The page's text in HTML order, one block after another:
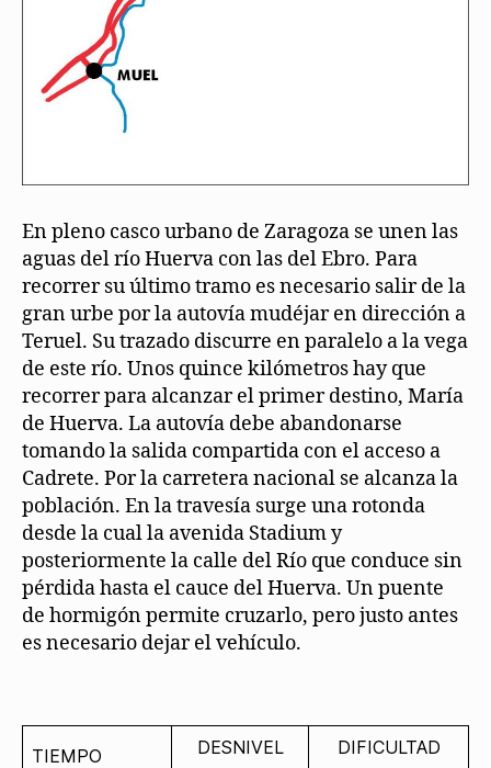
En pleno casco urbano de Zaragoza se unen las
aguas del río Huerva con las del Ebro. Para
recorrer su último tramo es necesario salir de la
gran urbe por la autovía mudéjar en dirección a
Teruel. Su trazado discurre en paralelo a la vega
de este río. Unos quince kilómetros hay que
recorrer para alcanzar el primer destino, María
de Huerva. La autovía debe abandonarse
tomando la salida compartida con el acceso a
Cadrete. Por la carretera nacional se alcanza la
población. En la travesía surge una rotonda
desde la cual la avenida Stadium y
posteriormente la calle del Río que conduce sin
pérdida hasta el cauce del Huerva. Un puente
de hormigón permite cruzarlo, pero justo antes
es necesario dejar el vehículo.
TIEMPO DESNIVEL DIFICULTAD